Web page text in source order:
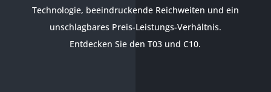
Technologie, beeindruckende Reichweiten und ein
unschlagbares Preis-Leistungs-Verhältnis.
Entdecken Sie den T03 und C10.